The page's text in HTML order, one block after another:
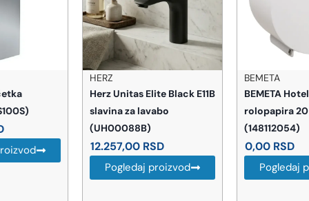
Herz Unitas Elite Black E11B
slavina za lavabo
12.257,00
Pogledaj proizvod
BEMETA Hotel držač
rolopapira 20 cm
Pogledaj proizvod